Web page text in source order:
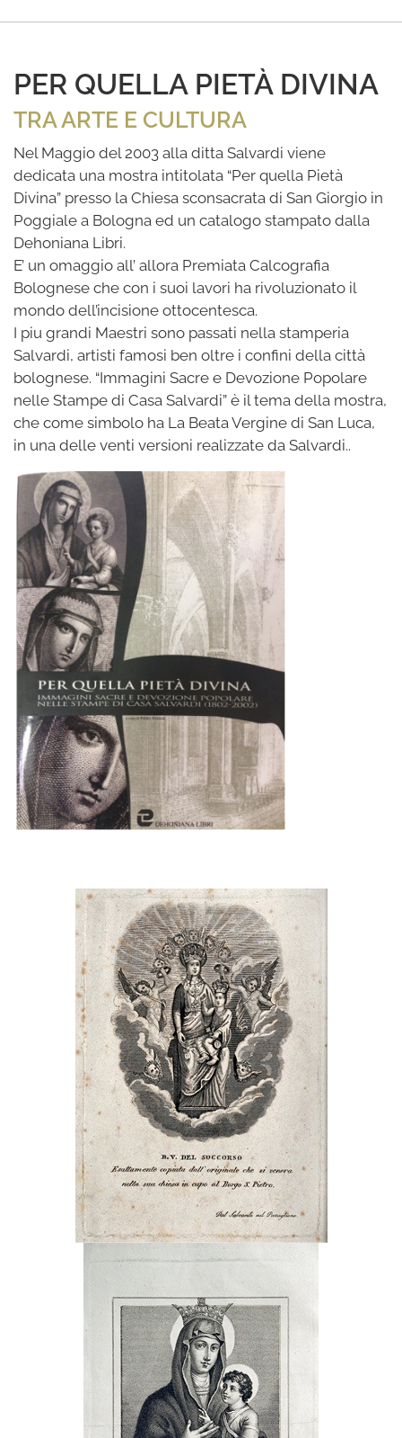
PER QUELLA PIETÀ DIVINA
TRA ARTE E CULTURA
Nel Maggio del 2003 alla ditta Salvardi viene
dedicata una mostra intitolata “Per quella Pietà
Divina” presso la Chiesa sconsacrata di San Giorgio in
Poggiale a Bologna ed un catalogo stampato dalla
Dehoniana Libri.
E’ un omaggio all’ allora Premiata Calcografia
Bolognese che con i suoi lavori ha rivoluzionato il
mondo dell’incisione ottocentesca.
I piu grandi Maestri sono passati nella stamperia
Salvardi, artisti famosi ben oltre i confini della città
bolognese. “Immagini Sacre e Devozione Popolare
nelle Stampe di Casa Salvardi” è il tema della mostra,
che come simbolo ha La Beata Vergine di San Luca,
in una delle venti versioni realizzate da Salvardi..